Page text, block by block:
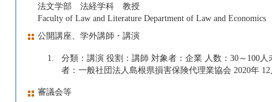
法文学部 法経学科 教授
Faculty of Law and Literature Department of Law and Economics
公開講座、学外講師・講演
1.
分類：講演 役割：講師 対象者：企業 人数：30～100
者：一般社団法人島根県損害保険代理業協会 2020年
審議会等